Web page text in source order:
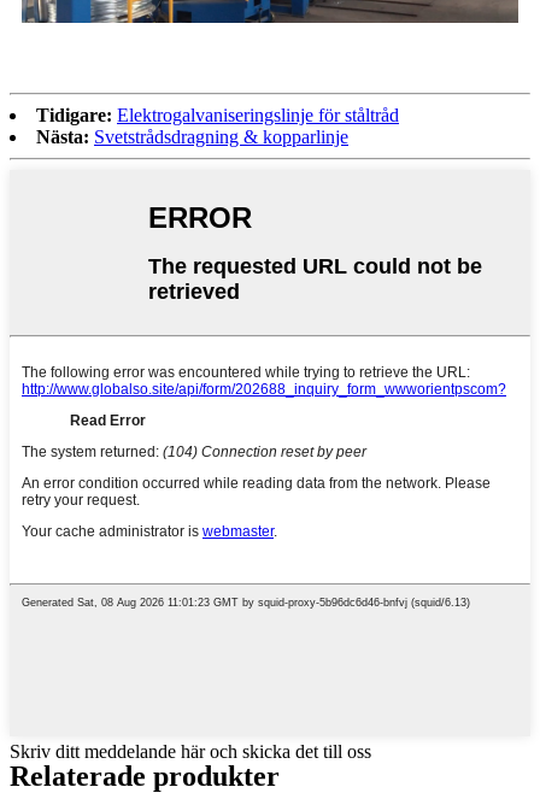
Tidigare: Elektrogalvaniseringslinje för ståltråd
Nästa: Svetstrådsdragning & kopparlinje
Skriv ditt meddelande här och skicka det till oss
Relaterade produkter